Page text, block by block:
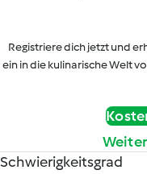
Registriere dich jetzt und
ein in die kulinarische Welt
Schwierigkeitsgrad